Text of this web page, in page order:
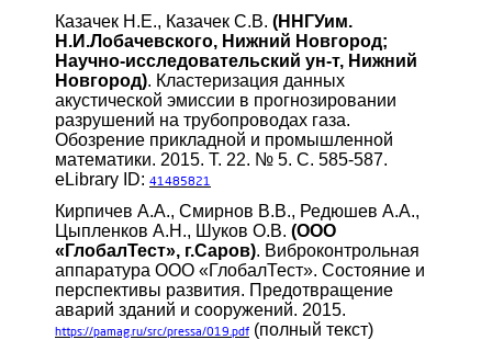
Казачек Н.Е., Казачек С.В. (ННГУим.
Н.И.Лобачевского, Нижний Новгород;
Научно-исследовательский ун-т, Нижний
Новгород). Кластеризация данных
акустической эмиссии в прогнозировании
разрушений на трубопроводах газа.
Обозрение прикладной и промышленной
математики. 2015. Т. 22. № 5. С. 585-587.
eLibrary ID: 41485821
Кирпичев А.А., Смирнов В.В., Редюшев А.А.,
Цыпленков А.Н., Шуков О.В. (ООО
«ГлобалТест», г.Саров). Виброконтрольная
аппаратура ООО «ГлобалТест». Состояние и
перспективы развития. Предотвращение
аварий зданий и сооружений. 2015.
https://pamag.ru/src/pressa/019.pdf (полный текст)